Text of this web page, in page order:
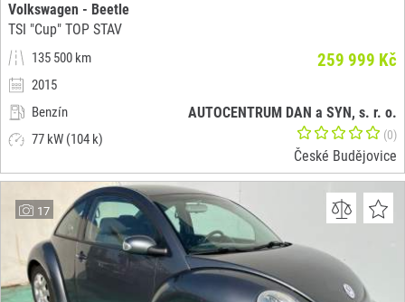
Volkswagen - Beetle
TSI "Cup" TOP STAV
135 500 km
2015
Benzín
77 kW (104 k)
259 999 Kč
AUTOCENTRUM DAN a SYN, s. r. o.
(0)
České Budějovice
17